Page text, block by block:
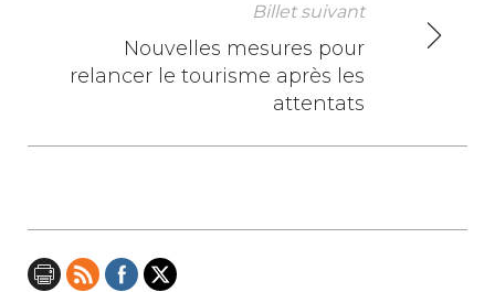
a
i
o
Billet suivant
Nouvelles mesures pour
relancer le tourisme après les
attentats